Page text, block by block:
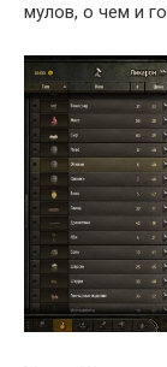
мулов, о чем и